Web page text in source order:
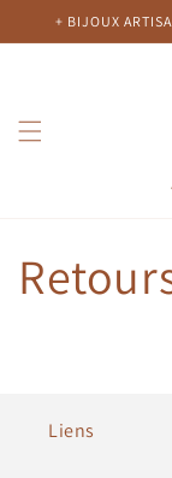
passer
au
+ BIJOUX
Liens